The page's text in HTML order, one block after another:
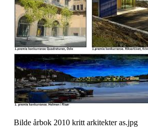
Bilde årbok 2010 kritt arkitekter as.jpg